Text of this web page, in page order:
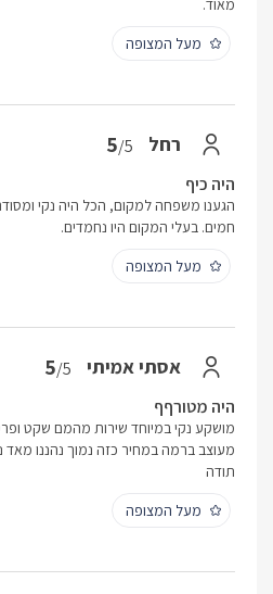
מאוד.
מעל המצופה
רחל 5/5
היה כיף
הגענו משפחה למקום, הכל היה נקי
חמים. בעלי המקום היו נחמדים.
מעל המצופה
אסתי אמיתי 5/5
היה מטורףף
מושקע נקי במיוחד שירות מהמם שקט
מעוצב ברמה במחיר כזה נמוך נהננו מאד
תודה
מעל המצופה